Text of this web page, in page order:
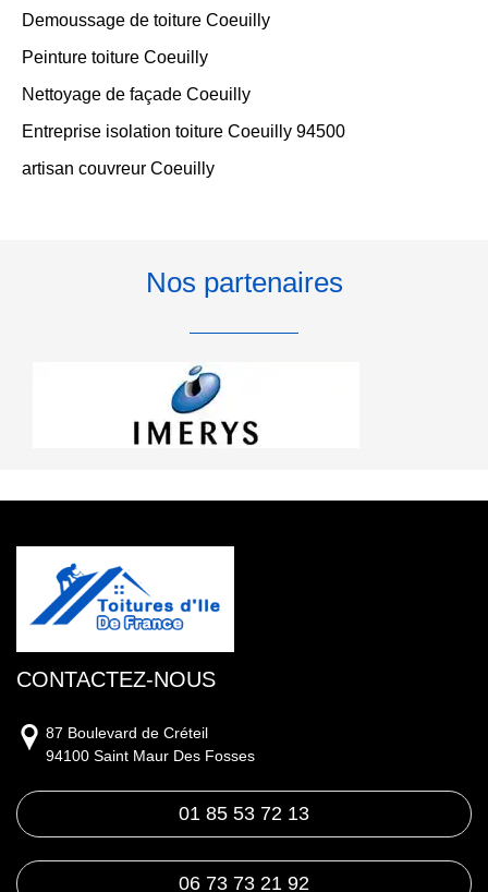
Demoussage de toiture Coeuilly
Peinture toiture Coeuilly
Nettoyage de façade Coeuilly
Entreprise isolation toiture Coeuilly 94500
artisan couvreur Coeuilly
Nos partenaires
CONTACTEZ-NOUS
87 Boulevard de Créteil
94100 Saint Maur Des Fosses
01 85 53 72 13
06 73 73 21 92